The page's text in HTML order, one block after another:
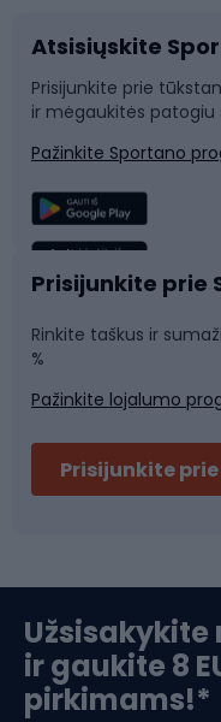
Dviračių dalys
Laipiojimas
Žvejyba
Sportinė
Rogutės ir
Snieglenčių
Plaukimas
Komandinis
Slidinėjimas
Apranga žiemos
Atsisiųskite
Prisijunkite prie
ir mėgaukitės patogiu
Pažinkite Sportano
Prisijunkite prie
Rinkite taškus ir
%
Pažinkite lojalumo
Prisijunkite
ir gaukite 8
pirkimams!*